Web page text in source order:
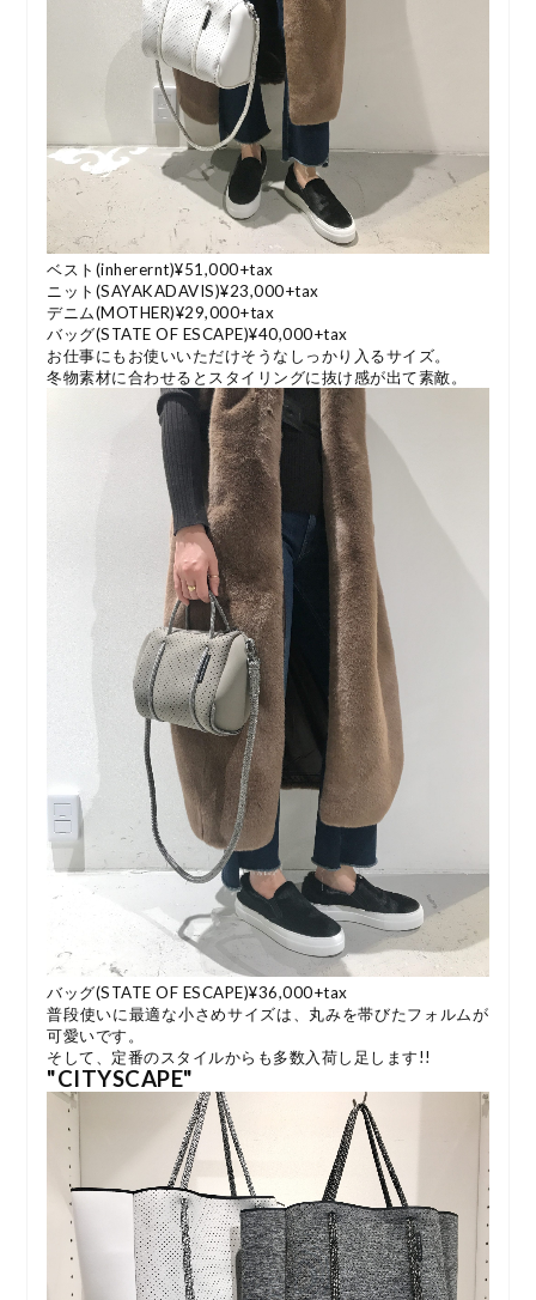
ベスト(inherernt)¥51,000+tax
ニット(SAYAKADAVIS)¥23,000+tax
デニム(MOTHER)¥29,000+tax
バッグ(STATE OF ESCAPE)¥40,000+tax
お仕事にもお使いいただけそうなしっかり入るサイズ。
冬物素材に合わせるとスタイリングに抜け感が出て素敵。
バッグ(STATE OF ESCAPE)¥36,000+tax
普段使いに最適な小さめサイズは、丸みを帯びたフォルムが
可愛いです。
そして、定番のスタイルからも多数入荷し足します!!
"CITYSCAPE"